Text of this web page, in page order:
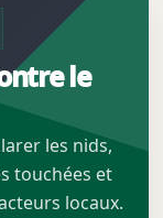
le
les nids,
touchées et
locaux.